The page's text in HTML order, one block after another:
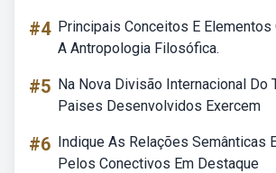
#4 Principais Conceitos E Elementos
A Antropologia Filosófica.
#5 Na Nova Divisão Internacional Do
Paises Desenvolvidos Exercem
#6 Indique As Relações Semânticas
Pelos Conectivos Em Destaque